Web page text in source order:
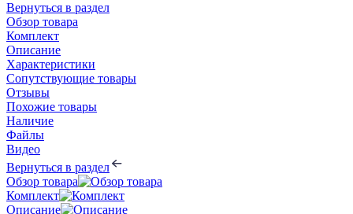
Вернуться в раздел
Обзор товара
Комплект
Описание
Характеристики
Сопутствующие товары
Отзывы
Похожие товары
Наличие
Файлы
Видео
Вернуться в раздел
Обзор товара
Комплект
Описание